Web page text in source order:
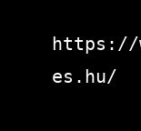
https://
es.hu/